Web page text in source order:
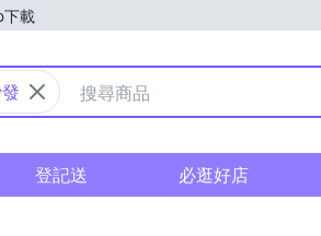
載
物中心
登記送 必逛好店